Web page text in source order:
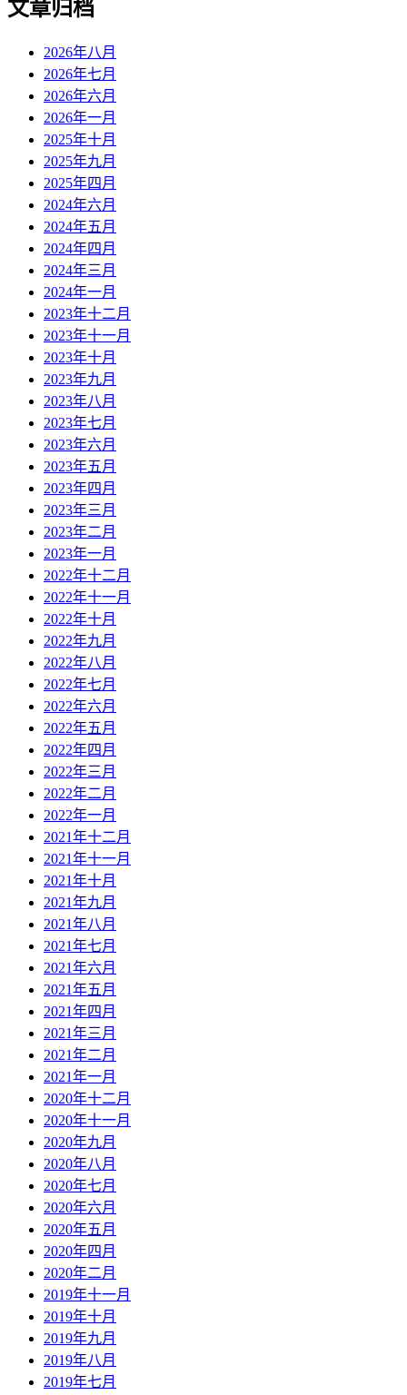
文章归档
2026年八月
2026年七月
2026年六月
2026年一月
2025年十月
2025年九月
2025年四月
2024年六月
2024年五月
2024年四月
2024年三月
2024年一月
2023年十二月
2023年十一月
2023年十月
2023年九月
2023年八月
2023年七月
2023年六月
2023年五月
2023年四月
2023年三月
2023年二月
2023年一月
2022年十二月
2022年十一月
2022年十月
2022年九月
2022年八月
2022年七月
2022年六月
2022年五月
2022年四月
2022年三月
2022年二月
2022年一月
2021年十二月
2021年十一月
2021年十月
2021年九月
2021年八月
2021年七月
2021年六月
2021年五月
2021年四月
2021年三月
2021年二月
2021年一月
2020年十二月
2020年十一月
2020年九月
2020年八月
2020年七月
2020年六月
2020年五月
2020年四月
2020年二月
2019年十一月
2019年十月
2019年九月
2019年八月
2019年七月